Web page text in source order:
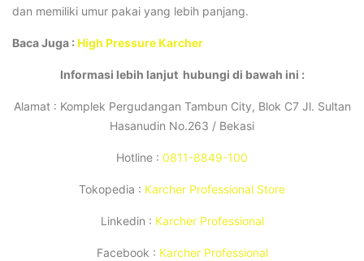
dan memiliki umur pakai yang lebih panjang.
Baca Juga : High Pressure Karcher
Informasi lebih lanjut hubungi di bawah ini :
Alamat : Komplek Pergudangan Tambun City, Blok C7 Jl. Sultan
Hasanudin No.263 / Bekasi
Hotline : 0811-8849-100
Tokopedia : Karcher Professional Store
Linkedin : Karcher Professional
Facebook : Karcher Professional